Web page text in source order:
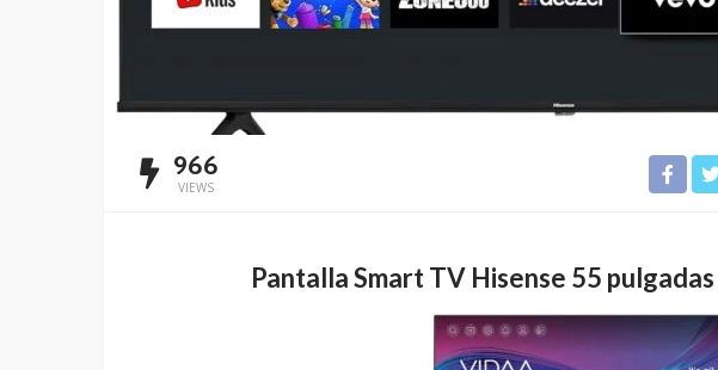
966
VIEWS
Pantalla Smart TV Hisense 55